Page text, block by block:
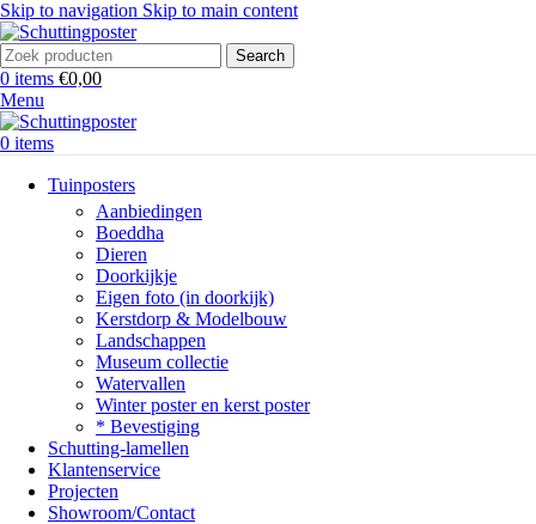
Skip to navigation Skip to main content
Search
0 items €0,00
Menu
0 items
Tuinposters
Aanbiedingen
Boeddha
Dieren
Doorkijkje
Eigen foto (in doorkijk)
Kerstdorp & Modelbouw
Landschappen
Museum collectie
Watervallen
Winter poster en kerst poster
* Bevestiging
Schutting-lamellen
Klantenservice
Projecten
Showroom/Contact